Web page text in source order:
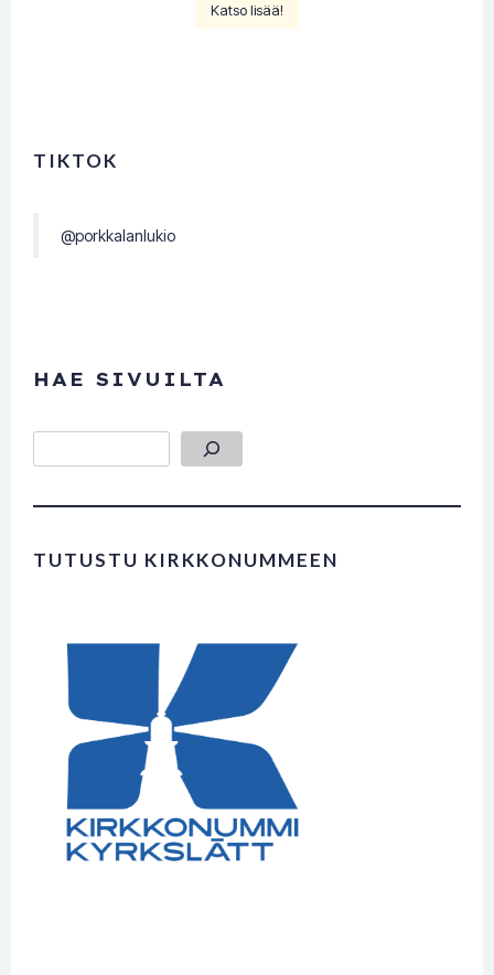
Katso lisää!
TIKTOK
@porkkalanlukio
HAE SIVUILTA
TUTUSTU KIRKKONUMMEEN